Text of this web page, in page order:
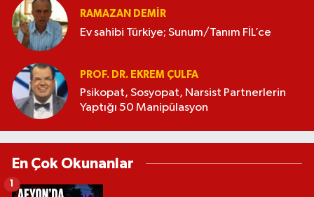
RAMAZAN DEMİR
Ev sahibi Türkiye; Sunum/Tanım FİL’ce
PROF. DR. EKREM ÇULFA
Psikopat, Sosyopat, Narsist Partnerlerin
Yaptığı 50 Manipülasyon
En Çok Okunanlar
1